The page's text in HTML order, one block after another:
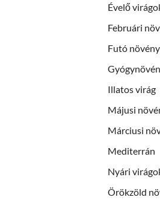
Évelő
Februári
Futó növény
Illatos virág
Májusi
Márciusi
Mediterrán
Nyári
Örökzöld